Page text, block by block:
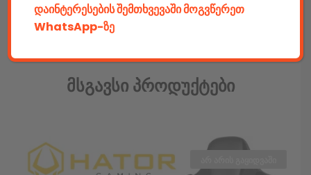
Მსგავსი Პროდუქტები
დაინტერესების შემთხვევაში მოგვწერეთ
WhatsApp-ზე